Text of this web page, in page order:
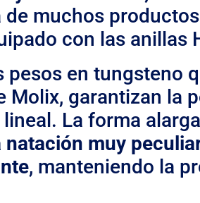
muchos
con las anillas
en tungsteno
Molix, garantizan la
La forma
natación muy
, manteniendo la